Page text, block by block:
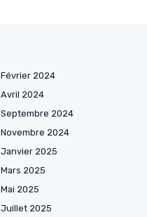
Février 2024
Avril 2024
Septembre 2024
Novembre 2024
Janvier 2025
Mars 2025
Mai 2025
Juillet 2025